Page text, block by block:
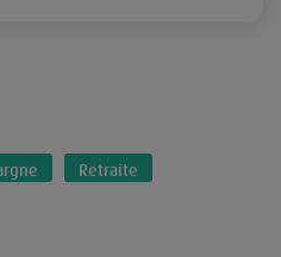
Retraite